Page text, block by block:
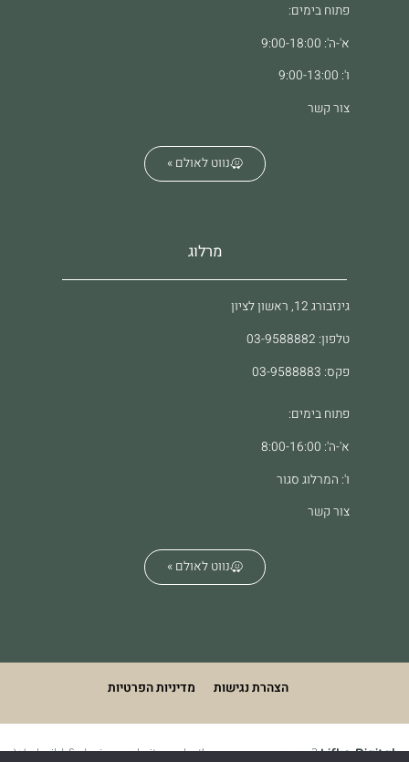
פתוח בימים:
א'-ה': 9:00-18:00
ו': 9:00-13:00
צור קשר
נווט לאולם »
מרלוג
גינזבורג 12, ראשון לציון
טלפון: 03-9588882
פקס: 03-9588883
פתוח בימים:
א'-ה': 8:00-16:00
ו': המרלוג סגור
צור קשר
נווט לאולם »
הצהרת נגישות מדיניות הפרטיות
We build & design websites. what's your superpower?Lifko Digital